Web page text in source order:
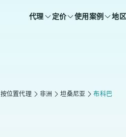
代理 定价 使用案例 地区
按位置代理 非洲 坦桑尼亚 布科巴